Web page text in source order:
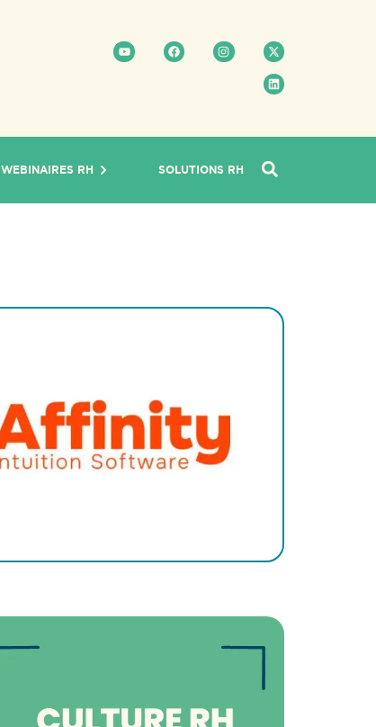
WEBINAIRES RH SOLUTIONS RH